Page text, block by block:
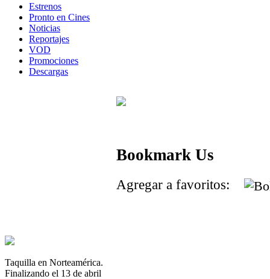
Estrenos
Pronto en Cines
Noticias
Reportajes
VOD
Promociones
Descargas
Taquilla en Norteamérica.
Finalizando el 13 de abril
Bookmark Us
Agregar a favoritos: